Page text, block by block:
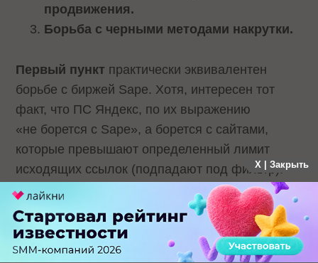
продвижения.
Борьба с черными методами накрутки.
Первый пункт практически эквивалентен
борьбе с биржей Sape. Хотя, интересен тот
факт, что ПС Яндекс, по их выражению
«не борется с Sape», а борется с сайтами,
которые превышают определенный лимит
исходящих ссылок (подпадают под фильтр).
За всё время существования ссылочная биржа
Sape.ru претерпела невиданный прогресс.
От просто гибкого инструмента купли-продажи
X | Закрыть